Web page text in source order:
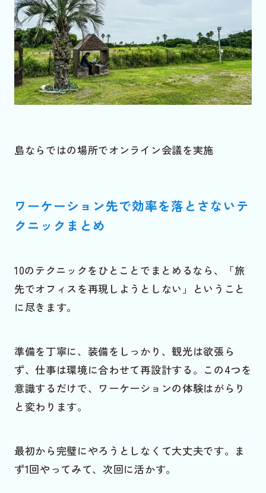
島ならではの場所でオンライン会議を実施
ワーケーション先で効率を落とさないテ
クニックまとめ
10のテクニックをひとことでまとめるなら、「旅
先でオフィスを再現しようとしない」ということ
に尽きます。
準備を丁寧に、装備をしっかり、観光は欲張ら
ず、仕事は環境に合わせて再設計する。この4つを
意識するだけで、ワーケーションの体験はがらり
と変わります。
最初から完璧にやろうとしなくて大丈夫です。ま
ず1回やってみて、次回に活かす。